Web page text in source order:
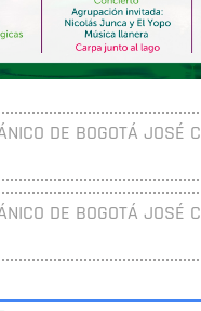
DE BOGOTÁ JOSÉ
DE BOGOTÁ JOSÉ